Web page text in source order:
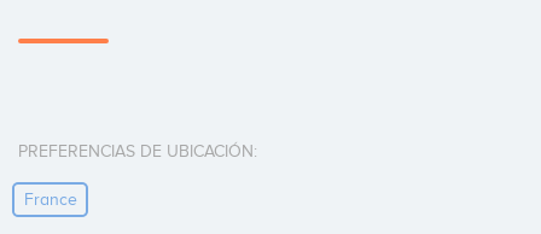
PREFERENCIAS DE UBICACIÓN:
France